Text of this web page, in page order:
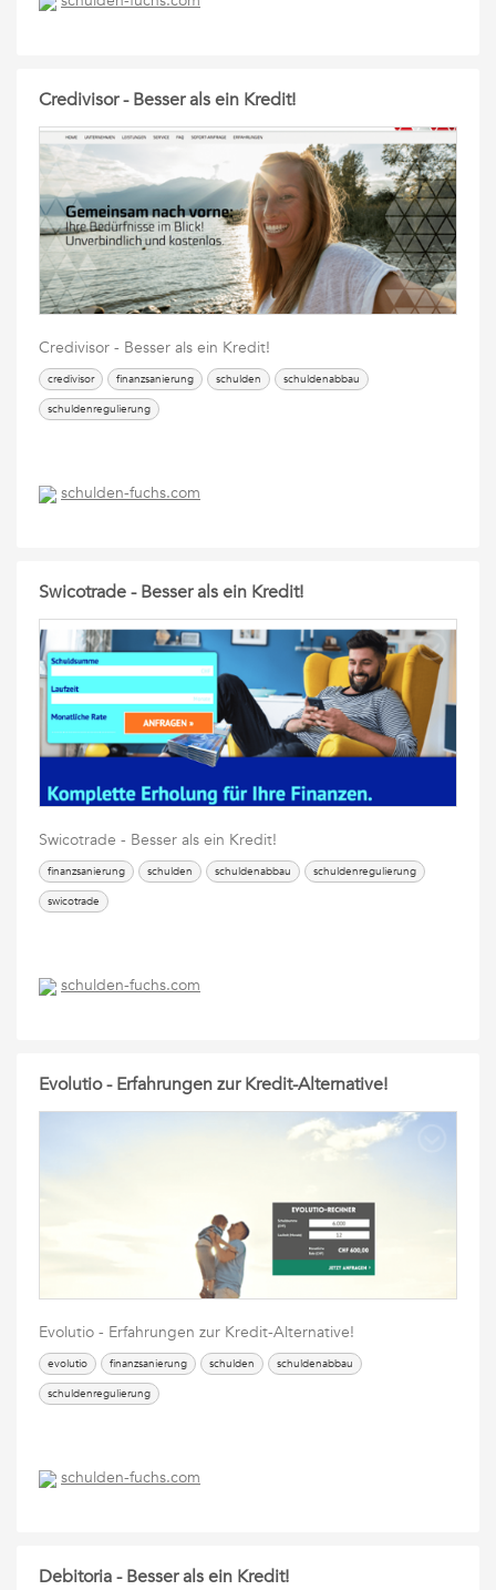
Credivisor - Besser als ein Kredit!
Credivisor - Besser als ein Kredit!
credivisor finanzsanierung schulden
schuldenabbau
schuldenregulierung
schulden-fuchs.com
Swicotrade - Besser als ein Kredit!
Swicotrade - Besser als ein Kredit!
finanzsanierung schulden schuldenabbau
schuldenregulierung
swicotrade
schulden-fuchs.com
Evolutio - Erfahrungen zur Kredit-Alternative!
Evolutio - Erfahrungen zur Kredit-Alternative!
evolutio finanzsanierung schulden
schuldenabbau
schuldenregulierung
schulden-fuchs.com
Debitoria - Besser als ein Kredit!